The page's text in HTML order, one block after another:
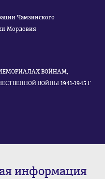
Чамзинского
Мордовия
ВОЙНАМ,
ВОЙНЫ 1941-1945 Г
информация